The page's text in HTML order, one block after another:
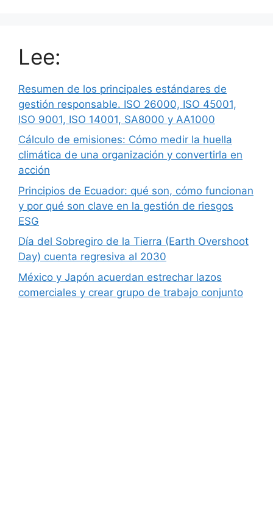
Lee:
Resumen de los principales estándares de
gestión responsable. ISO 26000, ISO 45001,
ISO 9001, ISO 14001, SA8000 y AA1000
Cálculo de emisiones: Cómo medir la huella
climática de una organización y convertirla en
acción
Principios de Ecuador: qué son, cómo funcionan
y por qué son clave en la gestión de riesgos
ESG
Día del Sobregiro de la Tierra (Earth Overshoot
Day) cuenta regresiva al 2030
México y Japón acuerdan estrechar lazos
comerciales y crear grupo de trabajo conjunto